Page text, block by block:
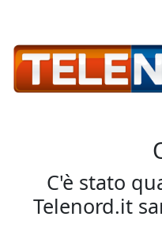
C'è stato
Telenord.it